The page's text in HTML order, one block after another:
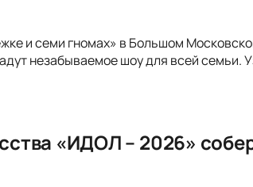
и семи гномах» в Большом
незабываемое шоу для всей семьи.
«ИДОЛ – 2026»